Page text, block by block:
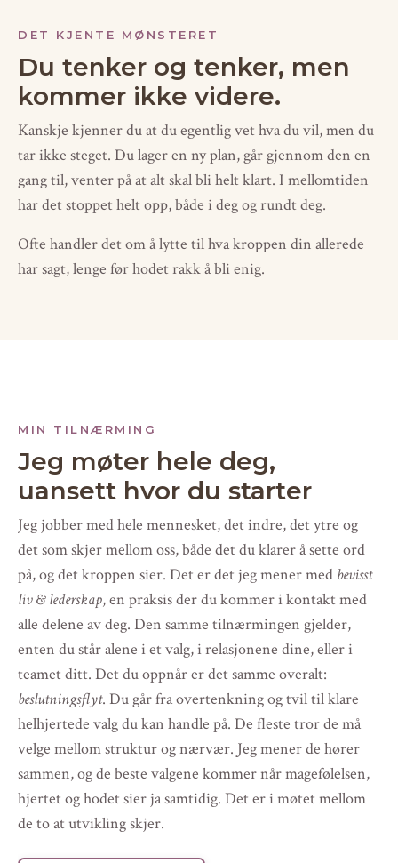
DET KJENTE MØNSTERET
Du tenker og tenker, men
kommer ikke videre.
Kanskje kjenner du at du egentlig vet hva du vil, men du
tar ikke steget. Du lager en ny plan, går gjennom den en
gang til, venter på at alt skal bli helt klart. I mellomtiden
har det stoppet helt opp, både i deg og rundt deg.
Ofte handler det om å lytte til hva kroppen din allerede
har sagt, lenge før hodet rakk å bli enig.
MIN TILNÆRMING
Jeg møter hele deg,
uansett hvor du starter
Jeg jobber med hele mennesket, det indre, det ytre og
det som skjer mellom oss, både det du klarer å sette ord
på, og det kroppen sier. Det er det jeg mener med bevisst
liv & lederskap, en praksis der du kommer i kontakt med
alle delene av deg. Den samme tilnærmingen gjelder,
enten du står alene i et valg, i relasjonene dine, eller i
teamet ditt. Det du oppnår er det samme overalt:
beslutningsflyt. Du går fra overtenkning og tvil til klare
helhjertede valg du kan handle på. De fleste tror de må
velge mellom struktur og nærvær. Jeg mener de hører
sammen, og de beste valgene kommer når magefølelsen,
hjertet og hodet sier ja samtidig. Det er i møtet mellom
de to at utvikling skjer.